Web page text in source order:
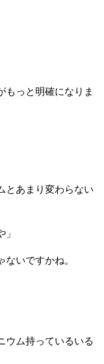
もっと明確になりま
とあまり変わらない
いですかね。
ウム持っているいる